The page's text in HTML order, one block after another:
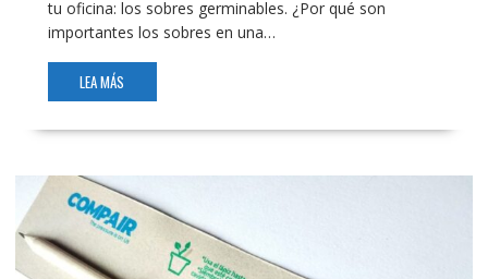
tu oficina: los sobres germinables. ¿Por qué son
importantes los sobres en una…
LEA MÁS